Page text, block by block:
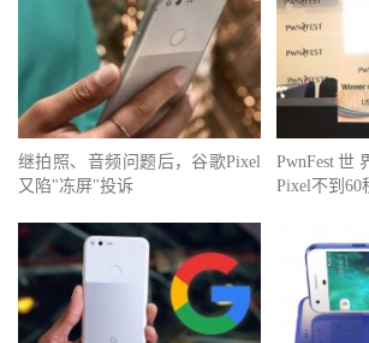
继拍照、音频问题后，谷歌Pixel
又陷"冻屏"投诉
PwnFest
Pixel不到60